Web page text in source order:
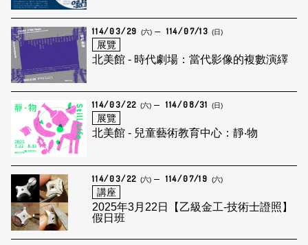
114/03/29 (六) 114/07/13 (日)
展覽
北美館 - 時代劇場：當代影像的複數演繹
114/03/22 (六) 114/08/31 (日)
展覽
北美館 - 兒童藝術教育中心：靜‧物
114/03/22 (六) 114/07/19 (六)
講座
2025年3月22日【乙級金工-技術士證照】
假日班